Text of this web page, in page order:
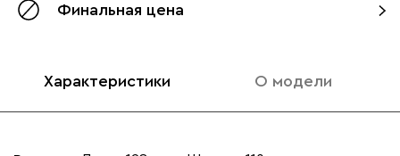
Финальная цена
Характеристики О модели